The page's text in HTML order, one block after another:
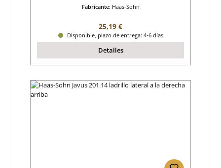
Fabricante: Haas-Sohn
Precio normal:
25,19 €
Disponible, plazo de entrega: 4-6 días
Detalles